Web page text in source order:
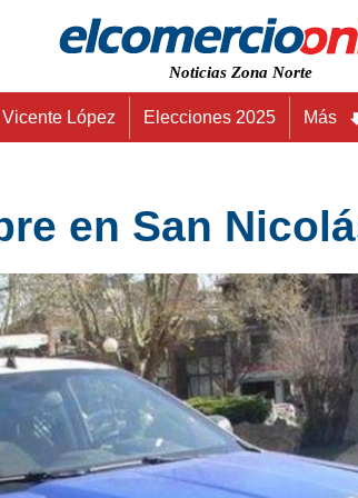
Noticias Zona Norte
Vicente López Elecciones 2025 Más
en San